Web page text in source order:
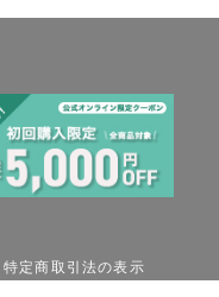
特定商取引法の表示